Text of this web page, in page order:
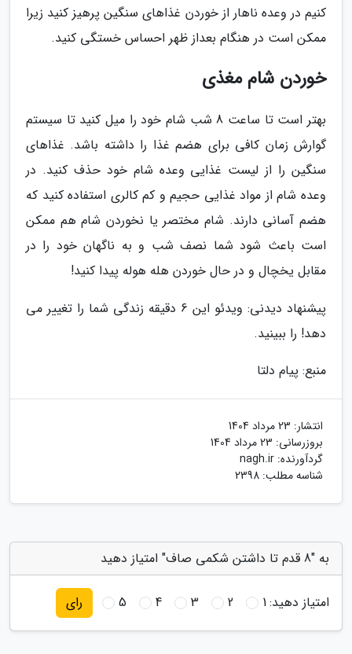
کنیم در وعده ناهار از خوردن غذاهای سنگین پرهیز کنید زیرا
ممکن است در هنگام بعداز ظهر احساس خستگی کنید.
خوردن شام مغذی
بهتر است تا ساعت 8 شب شام خود را میل کنید تا سیستم
گوارش زمان کافی برای هضم غذا را داشته باشد. غذاهای
سنگین را از لیست غذایی وعده شام خود حذف کنید. در
وعده شام از مواد غذایی حجیم و کم کالری استفاده کنید که
هضم آسانی دارند. شام مختصر یا نخوردن شام هم ممکن
است باعث شود شما نصف شب و به ناگهان خود را در
مقابل یخچال و در حال خوردن هله هوله پیدا کنید!
پیشنهاد دیدنی: ویدئو این 6 دقیقه زندگی شما را تغییر می
دهد! را ببینید.
منبع: پیام دلتا
انتشار: 23 مرداد 1404
بروزرسانی: 23 مرداد 1404
گردآورنده: nagh.ir
شناسه مطلب: 2398
به "8 قدم تا داشتن شکمی صاف" امتیاز دهید
امتیاز دهید:1
2
3
4
5 رای